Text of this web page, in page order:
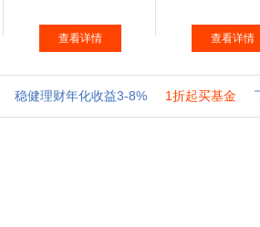
查看详情 查看详情
稳健理财年化收益3-8% 1折起买基金